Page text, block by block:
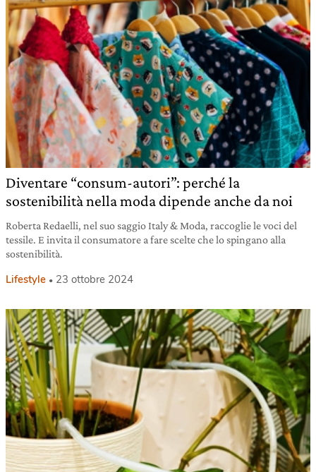
Diventare “consum-autori”: perché la
sostenibilità nella moda dipende anche da noi
Roberta Redaelli, nel suo saggio Italy & Moda, raccoglie le voci del
tessile. E invita il consumatore a fare scelte che lo spingano alla
sostenibilità.
Lifestyle 23 ottobre 2024